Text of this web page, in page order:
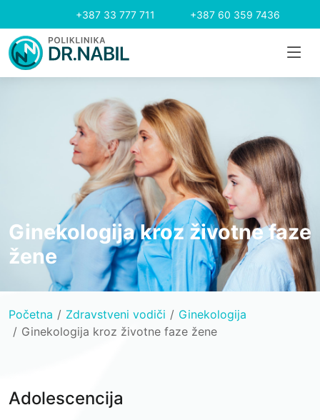
+387 33 777 711 +387 60 359 7436
Ginekologija kroz životne faze
žene
Početna Zdravstveni vodiči
Ginekologija
Ginekologija kroz životne faze žene
Adolescencija